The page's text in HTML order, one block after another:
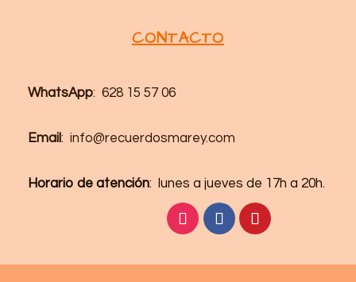
CONTACTO
WhatsApp: 628 15 57 06
Email: info@recuerdosmarey.com
Horario de atención: lunes a jueves de 17h a 20h.